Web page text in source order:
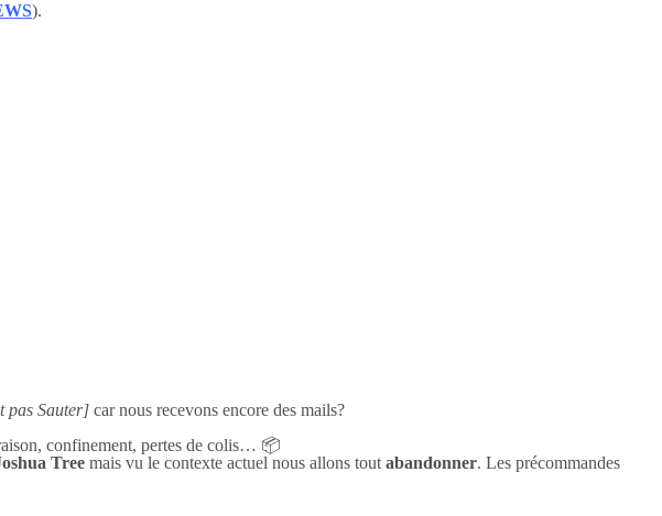
).
pas Sauter] car nous recevons encore des mails?
confinement, pertes de colis… 📦
Tree mais vu le contexte actuel nous allons tout abandonner. Les précommandes